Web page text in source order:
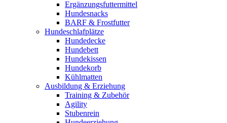
Ergänzungsfuttermittel
Hundesnacks
BARF & Frostfutter
Hundeschlafplätze
Hundedecke
Hundebett
Hundekissen
Hundekorb
Kühlmatten
Ausbildung & Erziehung
Training & Zubehör
Agility
Stubenrein